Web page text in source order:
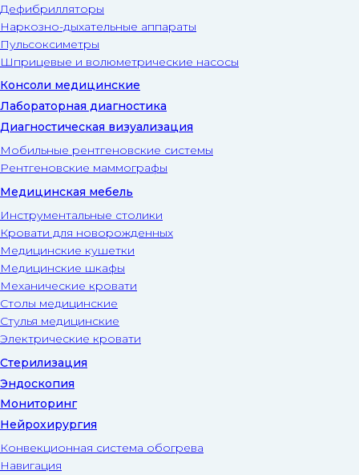
Дефибрилляторы
Наркозно-дыхательные аппараты
Пульсоксиметры
Шприцевые и волюметрические насосы
Консоли медицинские
Лабораторная диагностика
Диагностическая визуализация
Мобильные рентгеновские системы
Рентгеновские маммографы
Медицинская мебель
Инструментальные столики
Кровати для новорожденных
Медицинские кушетки
Медицинские шкафы
Механические кровати
Столы медицинские
Стулья медицинские
Электрические кровати
Стерилизация
Эндоскопия
Мониторинг
Нейрохирургия
Конвекционная система обогрева
Навигация